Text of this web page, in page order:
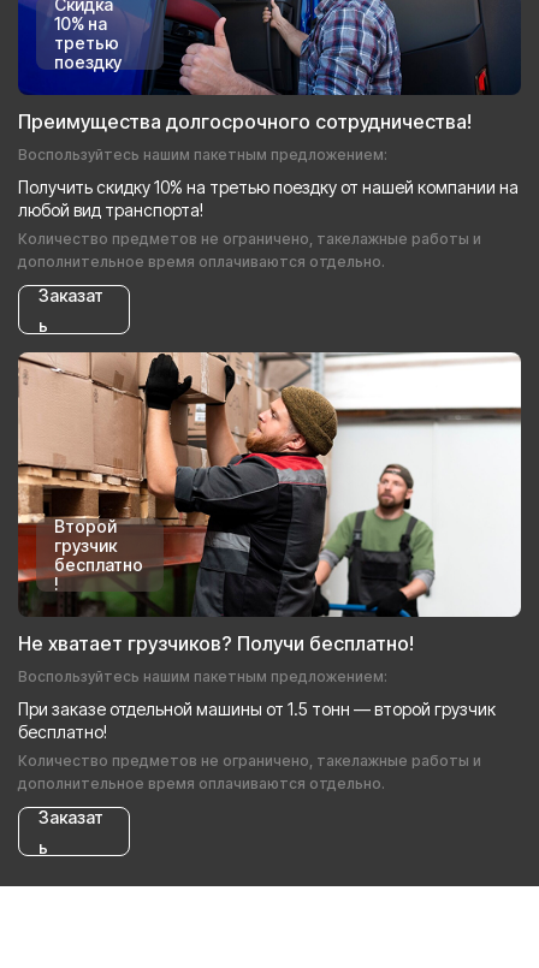
10% на
третью
поездку
Преимущества долгосрочного сотрудничества!
Воспользуйтесь нашим пакетным предложением:
Получить скидку 10% на третью поездку от нашей компании на
любой вид транспорта!
Количество предметов не ограничено, такелажные работы и
дополнительное время оплачиваются отдельно.
Заказат
ь
Второй
грузчик
бесплатно
!
Не хватает грузчиков? Получи бесплатно!
Воспользуйтесь нашим пакетным предложением:
При заказе отдельной машины от 1.5 тонн — второй грузчик
бесплатно!
Количество предметов не ограничено, такелажные работы и
дополнительное время оплачиваются отдельно.
Заказат
ь